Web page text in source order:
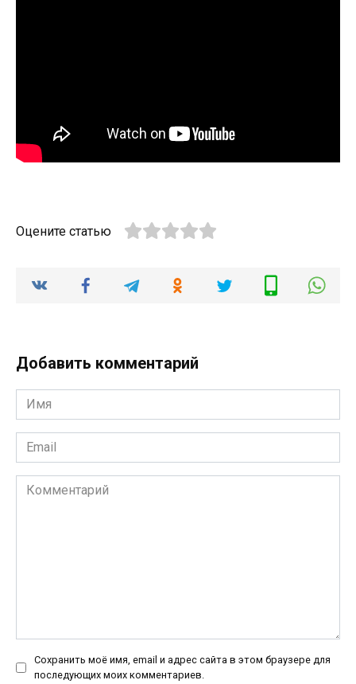
Оцените статью
Добавить комментарий
Имя
*
Email
*
Комментарий
Сохранить моё имя, email и адрес сайта в этом браузере для
последующих моих комментариев.